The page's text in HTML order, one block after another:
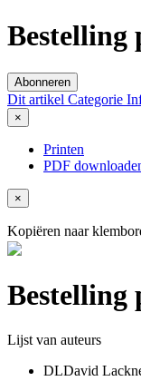
Bestelling
Abonneren
Dit artikel Categorie
×
Printen
PDF
×
Kopiëren naar
Bestelling
Lijst van auteurs
DLDavid